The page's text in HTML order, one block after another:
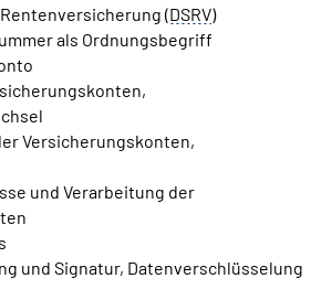
Mein Kundenportal
(DSRV)
als Ordnungsbegriff
Versicherungskonten,
und Verarbeitung der
und Signatur, Datenverschlüsselung